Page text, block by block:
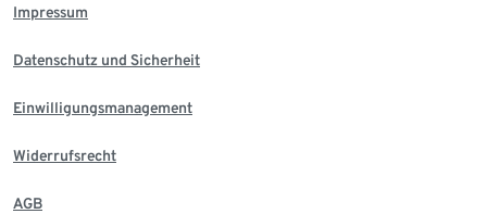
Impressum
Datenschutz und Sicherheit
Einwilligungsmanagement
Widerrufsrecht
AGB